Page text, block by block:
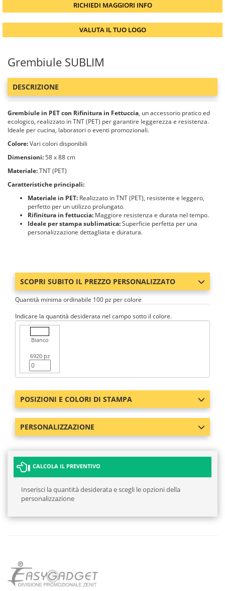
RICHIEDI MAGGIORI INFO
VALUTA IL TUO LOGO
Grembiule SUBLIM
DESCRIZIONE
Grembiule in PET con Rifinitura in Fettuccia, un accessorio pratico ed
ecologico, realizzato in TNT (PET) per garantire leggerezza e resistenza.
Ideale per cucina, laboratori o eventi promozionali.
Colore:Vari colori disponibili
Dimensioni:58 x 88 cm
Materiale:TNT (PET)
Caratteristiche principali:
Materiale in PET: Realizzato in TNT (PET), resistente e leggero,
perfetto per un utilizzo prolungato.
Rifinitura in fettuccia: Maggiore resistenza e durata nel tempo.
Ideale per stampa sublimatica:Superficie perfetta per una
personalizzazione dettagliata e duratura.
SCOPRI SUBITO IL PREZZO PERSONALIZZATO
Quantità minima ordinabile 100 pz per colore
Indicare la quantità desiderata nel campo sotto il colore.
Bianco
6920 pz
POSIZIONI E COLORI DI STAMPA
PERSONALIZZAZIONE
CALCOLA IL PREVENTIVO
Inserisci la quantità desiderata e scegli le opzioni della
personalizzazione